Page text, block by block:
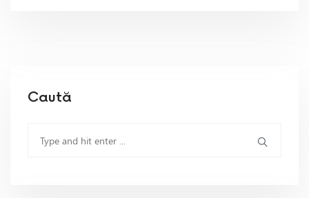
Caută